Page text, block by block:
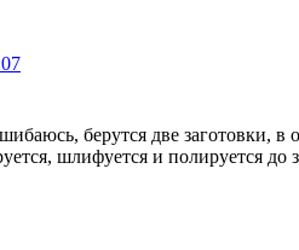
берутся две заготовки,
шлифуется и полируется до